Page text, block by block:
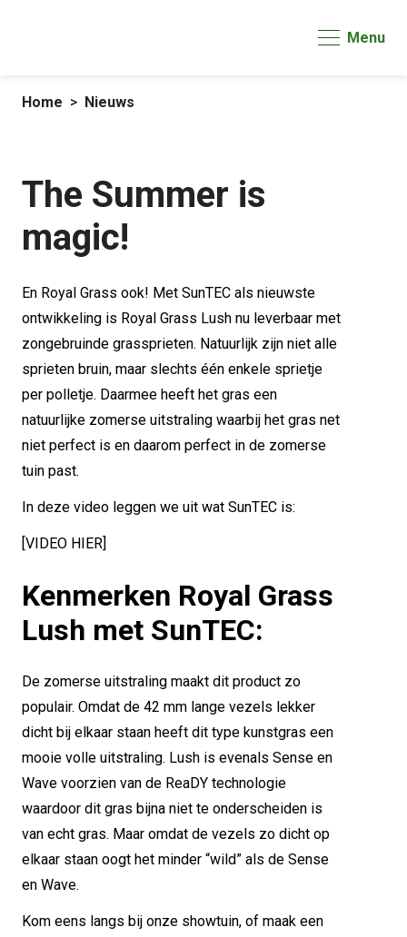
Menu
Home Nieuws
The Summer is
magic!
En Royal Grass ook! Met SunTEC als nieuwste
ontwikkeling is Royal Grass Lush nu leverbaar met
zongebruinde grassprieten. Natuurlijk zijn niet alle
sprieten bruin, maar slechts één enkele sprietje
per polletje. Daarmee heeft het gras een
natuurlijke zomerse uitstraling waarbij het gras net
niet perfect is en daarom perfect in de zomerse
tuin past.
In deze video leggen we uit wat SunTEC is:
[VIDEO HIER]
Kenmerken Royal Grass
Lush met SunTEC:
De zomerse uitstraling maakt dit product zo
populair. Omdat de 42 mm lange vezels lekker
dicht bij elkaar staan heeft dit type kunstgras een
mooie volle uitstraling. Lush is evenals Sense en
Wave voorzien van de ReaDY technologie
waardoor dit gras bijna niet te onderscheiden is
van echt gras. Maar omdat de vezels zo dicht op
elkaar staan oogt het minder “wild” als de Sense
en Wave.
Kom eens langs bij onze showtuin, of maak een